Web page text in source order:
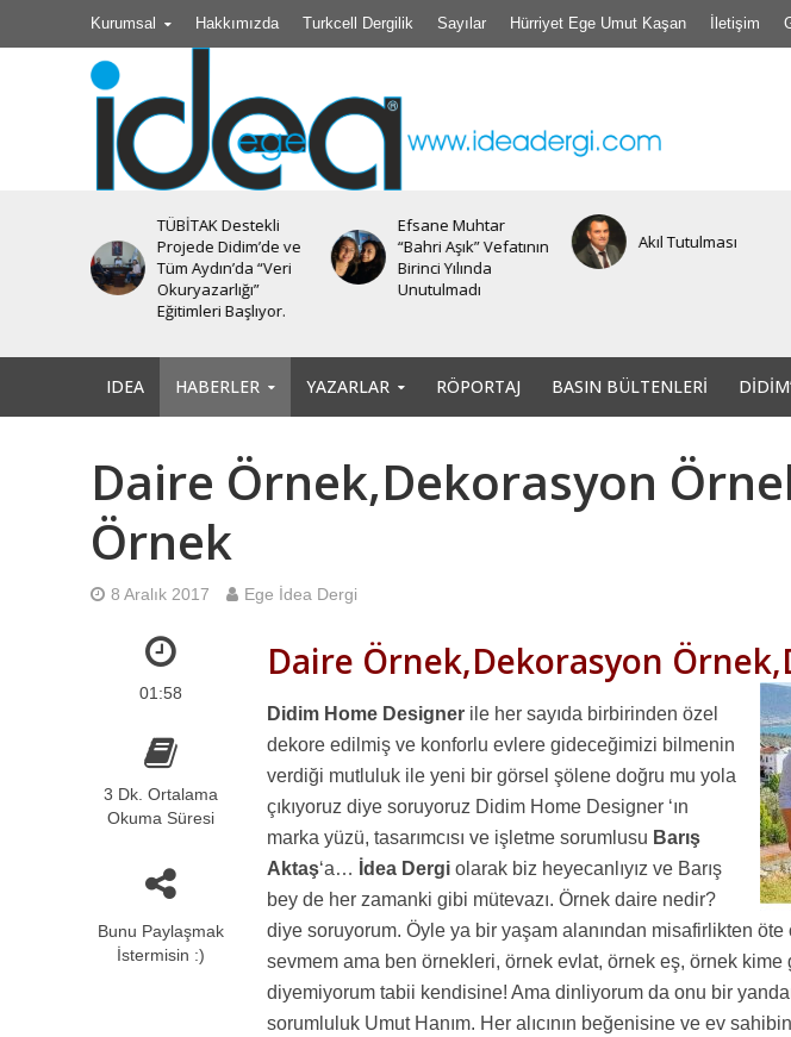
Kurumsal Hakkımızda Turkcell Dergilik Sayılar Hürriyet Ege Umut Kaşan İletişim
TÜBİTAK Destekli
Projede Didim’de ve
Tüm Aydın’da “Veri
Okuryazarlığı”
Eğitimleri Başlıyor.
Efsane Muhtar
“Bahri Aşık” Vefatının
Birinci Yılında
Unutulmadı
Akıl Tutulması
IDEA HABERLER YAZARLAR RÖPORTAJ BASIN BÜLTENLERI
Daire Örnek,Dekorasyon
Örnek
8 Aralık 2017 Ege İdea Dergi
01:58
3 Dk. Ortalama
Okuma Süresi
Bunu Paylaşmak
İstermisin :)
Daire Örnek,Dekorasyon
Didim Home Designer ile her sayıda birbirinden özel
dekore edilmiş ve konforlu evlere gideceğimizi bilmenin
verdiği mutluluk ile yeni bir görsel şölene doğru mu yola
çıkıyoruz diye soruyoruz Didim Home Designer ‘ın
marka yüzü, tasarımcısı ve işletme sorumlusu Barış
Aktaş‘a… İdea Dergi olarak biz heyecanlıyız ve Barış
bey de her zamanki gibi mütevazı. Örnek daire nedir?
diye soruyorum. Öyle ya bir yaşam alanından misafirlikten
sevmem ama ben örnekleri, örnek evlat, örnek eş, örnek kime
diyemiyorum tabii kendisine! Ama dinliyorum da onu bir
sorumluluk Umut Hanım. Her alıcının beğenisine ve ev